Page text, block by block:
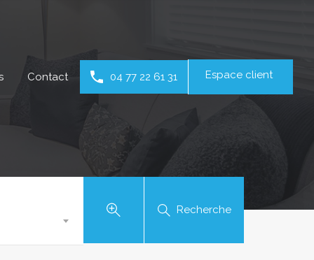
Contact 04 77 22 61 31 Espace client
Recherche